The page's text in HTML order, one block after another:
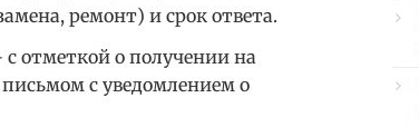
ремонт) и срок ответа.
отметкой о получении на
с уведомлением о